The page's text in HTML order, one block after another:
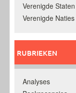
Verenigde Staten
Verenigde Naties
RUBRIEKEN
Analyses